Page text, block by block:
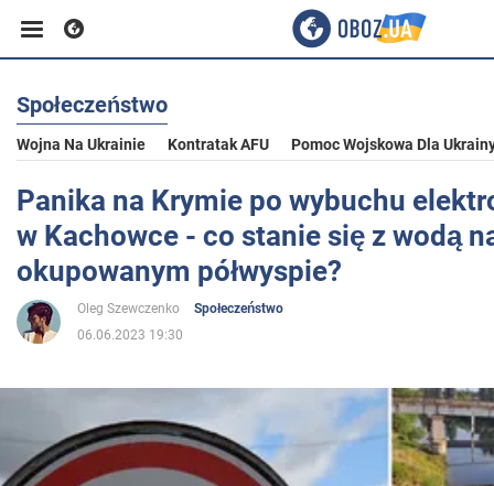
Biznes
Sport
Rozrywka
Życie
Społeczeństwo
Społeczeństwo
Wojna Na Ukrainie Kontratak AFU Pomoc Wojskowa Dla
Panika na Krymie po wybuchu
w Kachowce - co stanie się z wodą
okupowanym półwyspie?
Oleg Szewczenko
Społeczeństwo
06.06.2023 19:30